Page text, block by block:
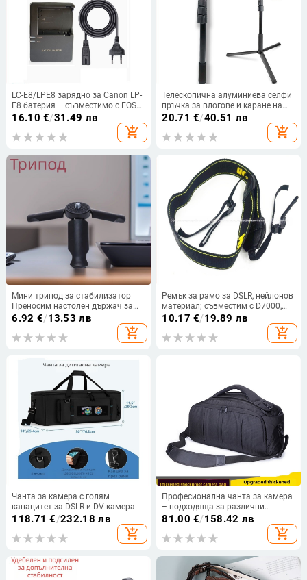
LC-E8/LPE8 зарядно за Canon LP-
E8 батерия – съвместимо с EOS
700D, 600D, 550D, 650D, X7i, X6
16.10 €/31.49 лв
add_shopping_cart
Телескопична алуминиева селфи
пръчка за влогове и каране на
велосипед на открито; 5 секции;
максимално натоварване до 2–5
кг; съвместима с устройства
20.71 €/40.51 лв
add_shopping_cart
Мини трипод за стабилизатор |
Преносим настолен държач за
телефон и DSLR/Mirrorless
камера; Материал: пластмаса;
Тегло: 25 g; Категория: трипод
6.92 €/13.53 лв
add_shopping_cart
Ремък за рамо за DSLR, нейлонов
материал; съвместим с D7000,
D90, D5200, D3200, D5100 и D750;
производство; максимално
10.17 €/19.89 лв
add_shopping_cart
Чанта за камера с голям
капацитет за DSLR и DV камера
118.71 €/232.18 лв
add_shopping_cart
Професионална чанта за камера
– подходяща за различни
модели камери, широка
подплатена презрамка за по-
удобно носене на гръб
81.00 €/158.42 лв
add_shopping_cart